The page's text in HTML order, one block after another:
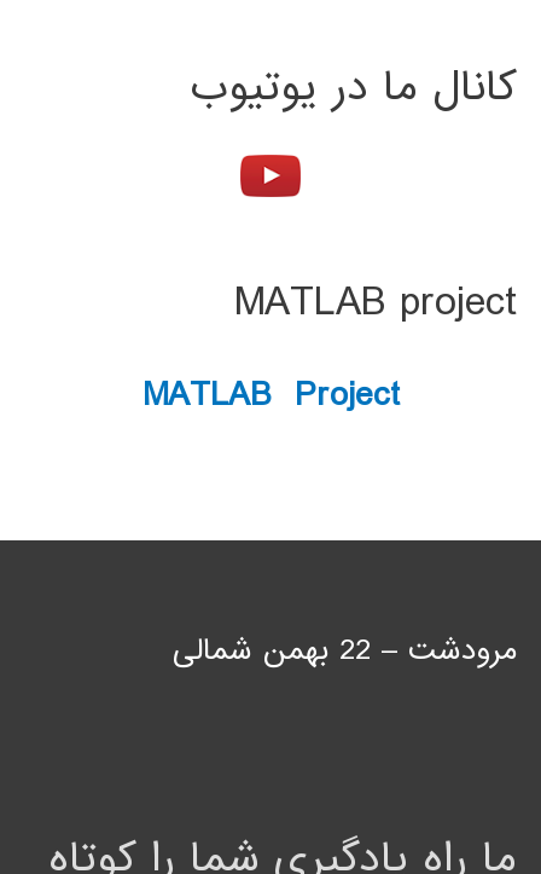
کانال ما در یوتیوب
MATLAB project
MATLAB Project
مرودشت – 22 بهمن شمالی
ما راه یادگیری شما را کوتاه